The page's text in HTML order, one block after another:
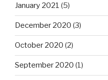
January 2021 (5)
December 2020 (3)
October 2020 (2)
September 2020 (1)